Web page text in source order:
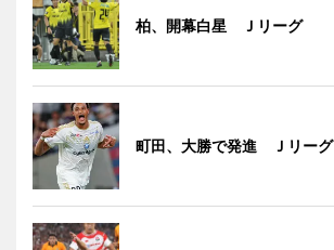
柏、開幕白星 Ｊリーグ
町田、大勝で発進 Ｊリーグ